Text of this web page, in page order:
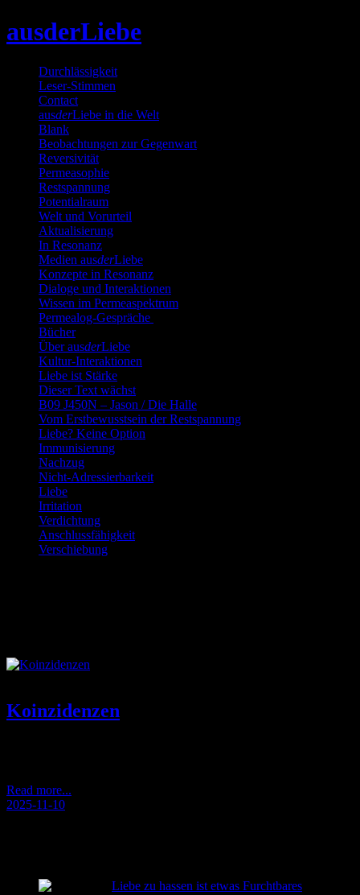
to
ausderLiebe
Durchlässigkeit
Leser-Stimmen
Contact
ausderLiebe in die Welt
Blank
Beobachtungen zur Gegenwart
Reversivität
Permeasophie
Restspannung
Potentialraum
Welt und Vorurteil
Aktualisierung
In Resonanz
Medien ausderLiebe
Konzepte in Resonanz
Dialoge und Interaktionen
Wissen im Permeaspektrum
Permealog-Gespräche
Bücher
Über ausderLiebe
Kultur-Interaktionen
Liebe ist Stärke
Dieser Text wächst
B09 J450N – Jason / Die Halle
Vom Erstbewusstsein der Restspannung
Liebe? Keine Option
Immunisierung
Nachzug
Nicht-Adressierbarkeit
Liebe
Irritation
Verdichtung
Anschlussfähigkeit
Verschiebung
Koinzidenzen
Read more...
2025-11-10
Liebe zu hassen ist etwas Furchtbares